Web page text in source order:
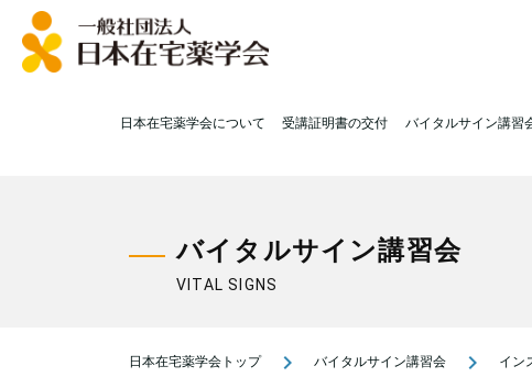
日本在宅薬学会について 受講証明書の交付 バイタルサイン講習
バイタルサイン講習会
VITAL SIGNS
日本在宅薬学会トップ navigate_next バイタルサイン講習会 navigate_next イン